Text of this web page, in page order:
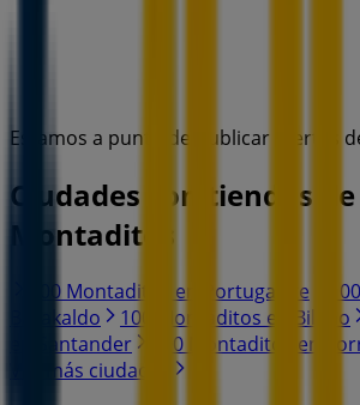
Estamos a punto de publicar ofertas
Ciudades con tiendas de
Montaditos
100 Montaditos en Portugalete
Barakaldo
100 Montaditos en Bilbao
en Santander
100 Montaditos en
Ver más ciudades